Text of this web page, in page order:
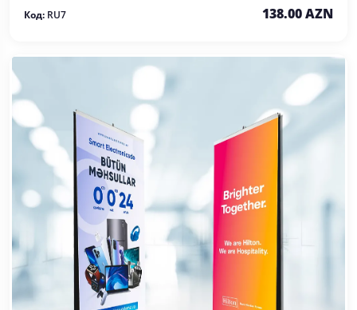
Код: RU7 138.00 AZN